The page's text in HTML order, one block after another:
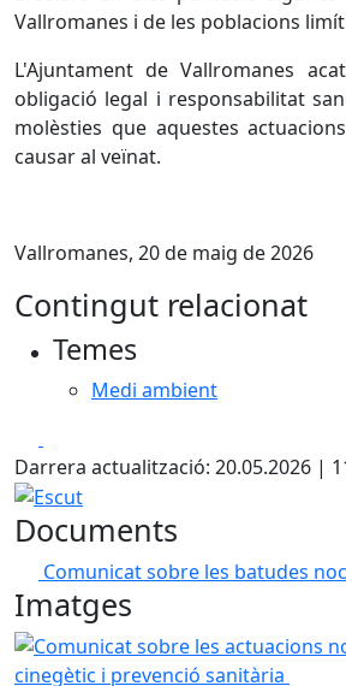
Vallromanes i de les poblacions
L'Ajuntament de Vallromanes
obligació legal i responsabilitat
molèsties que aquestes
causar al veïnat.
Vallromanes, 20 de maig de 2026
Contingut relacionat
Temes
Medi ambient
Darrera actualització: 20.05.2026 |
Escut
Documents
Comunicat sobre les batudes
Imatges
Comunicat sobre les actuacions